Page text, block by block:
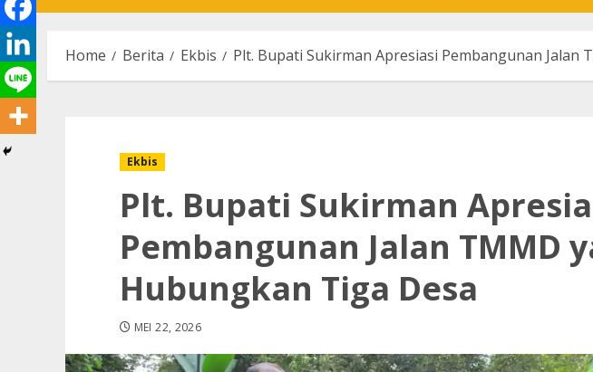
Home Berita Ekbis Plt. Bupati Sukirman Apresiasi Pembangunan Jalan
Ekbis
Plt. Bupati Sukirman
Pembangunan Jalan TMMD
Hubungkan Tiga Desa
MEI 22, 2026